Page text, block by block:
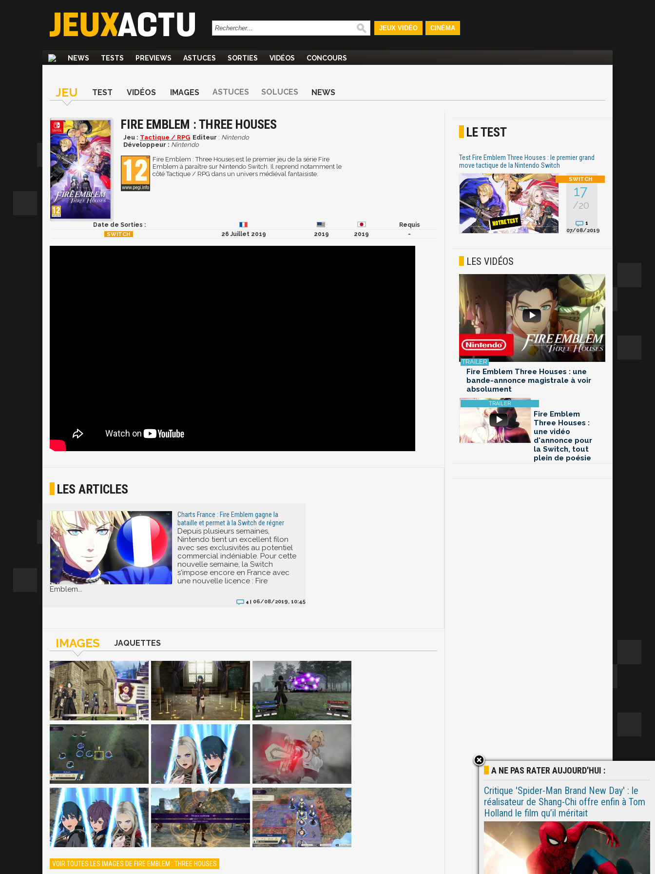
JEUX VIDÉO CINÉMA
NEWS TESTS PREVIEWS ASTUCES SORTIES VIDÉOS CONCOURS
JEU TEST VIDÉOS IMAGES ASTUCES SOLUCES NEWS
FIRE EMBLEM : THREE HOUSES
Jeu : Tactique / RPG Editeur : Nintendo
Développeur : Nintendo
Fire Emblem : Three Houses est le premier jeu de la série Fire
Emblem à paraître sur Nintendo Switch. Il reprend notamment le
côté Tactique / RPG dans un univers médiéval fantaisiste.
Date de Sorties :
Requis
26 Juillet 2019
2019 2019 -
LES ARTICLES
Charts France : Fire Emblem gagne la
bataille et permet à la Switch de régner
Depuis plusieurs semaines,
Nintendo tient un excellent filon
avec ses exclusivités au potentiel
commercial indéniable. Pour cette
nouvelle semaine, la Switch
s'impose encore en France avec
une nouvelle licence : Fire
Emblem...
4 | 06/08/2019, 10:45
IMAGES JAQUETTES
VOIR TOUTES LES IMAGES DE FIRE EMBLEM : THREE HOUSES
LE TEST
Test Fire Emblem Three Houses : le premier grand
move tactique de la Nintendo Switch
17
/20
1
07/08/2019
LES VIDÉOS
Fire Emblem Three Houses : une
bande-annonce magistrale à voir
absolument
Fire Emblem
Three Houses :
une vidéo
d'annonce pour
la Switch, tout
plein de poésie
A NE PAS RATER AUJOURD'HUI :
Critique 'Spider-Man Brand New Day' : le
réalisateur de Shang-Chi offre enfin à Tom
Holland le film qu’il méritait